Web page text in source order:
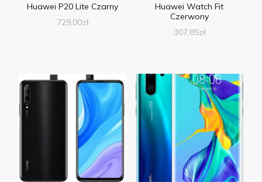
Huawei P20 Lite Czarny
729,00zł
Huawei Watch Fit
Czerwony
307,85zł